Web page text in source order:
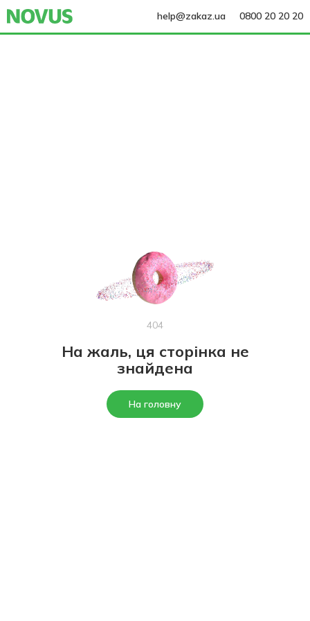
help@zakaz.ua 0800 20 20 20
404
На жаль, ця сторінка не
знайдена
На головну